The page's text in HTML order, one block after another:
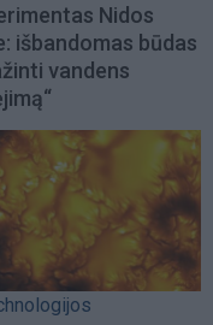
Nidos
išbandomas būdas
vandens